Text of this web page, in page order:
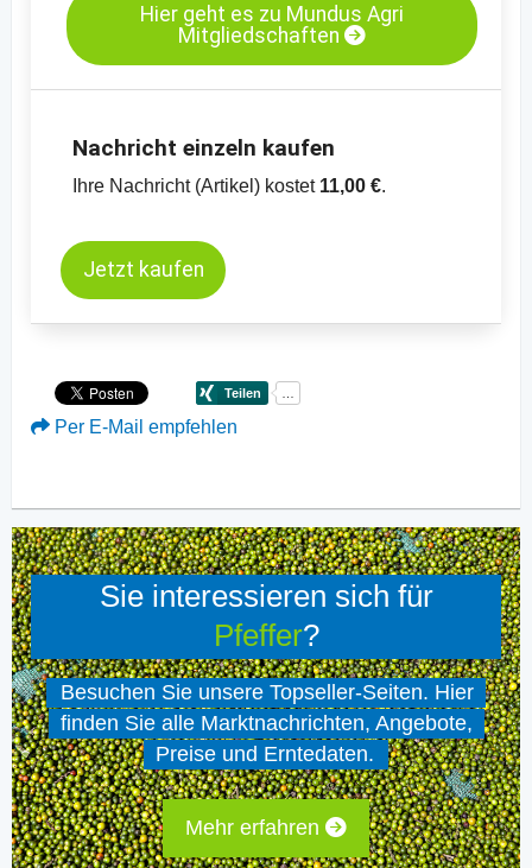
Hier geht es zu Mundus Agri
Mitgliedschaften
Nachricht einzeln kaufen
Ihre Nachricht (Artikel) kostet 11,00 €.
Jetzt kaufen
Per E-Mail empfehlen
Sie interessieren sich für
Pfeffer?
Besuchen Sie unsere Topseller-Seiten. Hier
finden Sie alle Marktnachrichten, Angebote,
Preise und Erntedaten.
Mehr erfahren